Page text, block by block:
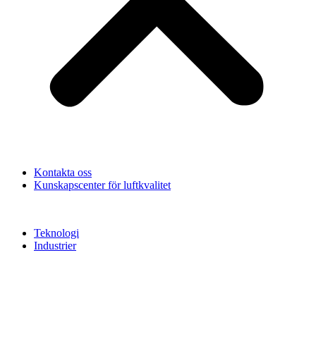
Kontakta oss
Kunskapscenter för luftkvalitet
Teknologi
Industrier